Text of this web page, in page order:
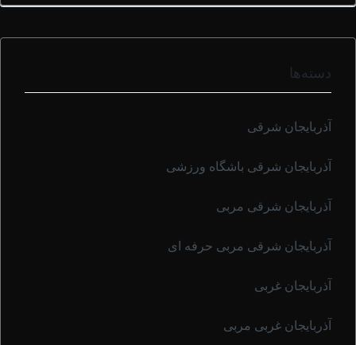
دسته‌ها
آذربایجان شرقی
آذربایجان شرقی باشگاه ورزشی
آذربایجان شرقی مربی
آذربایجان شرقی مربی حرفه ای
آذربایجان غربی
آذربایجان غربی مربی